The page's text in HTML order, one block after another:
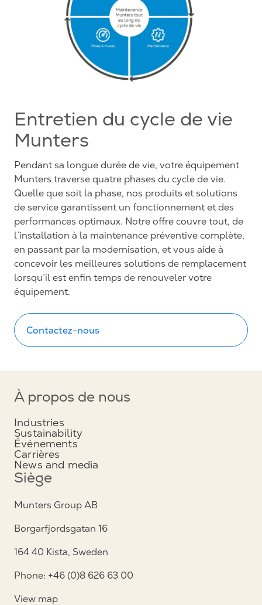
Entretien du cycle de vie
Munters
Pendant sa longue durée de vie, votre équipement
Munters traverse quatre phases du cycle de vie.
Quelle que soit la phase, nos produits et solutions
de service garantissent un fonctionnement et des
performances optimaux. Notre offre couvre tout, de
l’installation à la maintenance préventive complète,
en passant par la modernisation, et vous aide à
concevoir les meilleures solutions de remplacement
lorsqu’il est enfin temps de renouveler votre
équipement.
Contactez-nous
À propos de nous
Industries
Sustainability
Événements
Carrières
News and media
Siège
Munters Group AB
Borgarfjordsgatan 16
164 40 Kista, Sweden
Phone: +46 (0)8 626 63 00
View map